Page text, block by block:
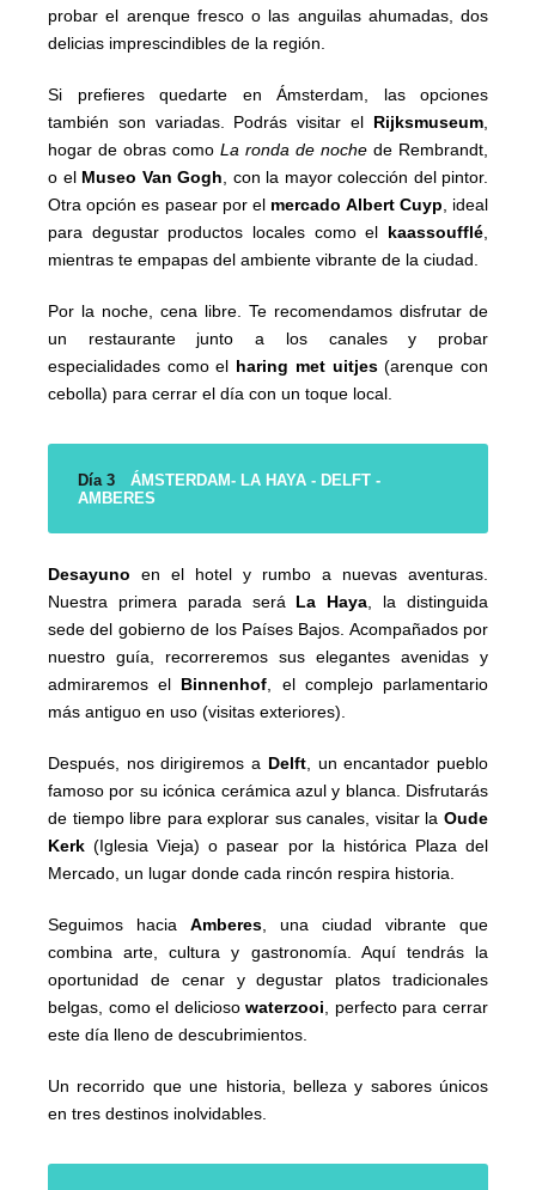
probar el arenque fresco o las anguilas ahumadas, dos
delicias imprescindibles de la región.
Si prefieres quedarte en Ámsterdam, las opciones
también son variadas. Podrás visitar el Rijksmuseum,
hogar de obras como La ronda de noche de Rembrandt,
o el Museo Van Gogh, con la mayor colección del pintor.
Otra opción es pasear por el mercado Albert Cuyp, ideal
para degustar productos locales como el kaassoufflé,
mientras te empapas del ambiente vibrante de la ciudad.
Por la noche, cena libre. Te recomendamos disfrutar de
un restaurante junto a los canales y probar
especialidades como el haring met uitjes(arenque con
cebolla) para cerrar el día con un toque local.
Día 3
ÁMSTERDAM- LA HAYA - DELFT -
AMBERES
Desayuno en el hotel y rumbo a nuevas aventuras.
Nuestra primera parada será La Haya, la distinguida
sede del gobierno de los Países Bajos. Acompañados por
nuestro guía, recorreremos sus elegantes avenidas y
admiraremos el Binnenhof, el complejo parlamentario
más antiguo en uso (visitas exteriores).
Después, nos dirigiremos a Delft, un encantador pueblo
famoso por su icónica cerámica azul y blanca. Disfrutarás
de tiempo libre para explorar sus canales, visitar la Oude
Kerk (Iglesia Vieja) o pasear por la histórica Plaza del
Mercado, un lugar donde cada rincón respira historia.
Seguimos hacia Amberes, una ciudad vibrante que
combina arte, cultura y gastronomía. Aquí tendrás la
oportunidad de cenar y degustar platos tradicionales
belgas, como el deliciosowaterzooi, perfecto para cerrar
este día lleno de descubrimientos.
Un recorrido que une historia, belleza y sabores únicos
en tres destinos inolvidables.